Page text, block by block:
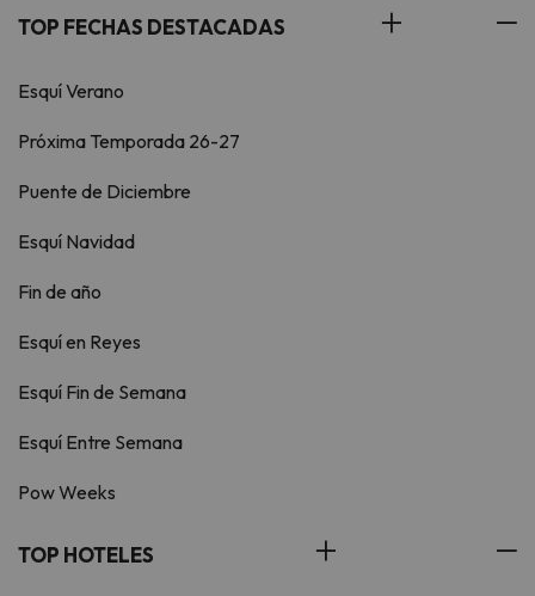
TOP FECHAS DESTACADAS
Esquí Verano
Próxima Temporada 26-27
Puente de Diciembre
Esquí Navidad
Fin de año
Esquí en Reyes
Esquí Fin de Semana
Esquí Entre Semana
Pow Weeks
TOP HOTELES